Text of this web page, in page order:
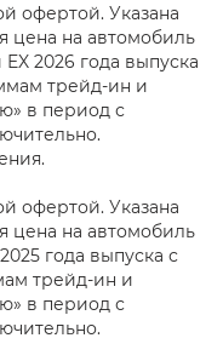
офертой. Указана
цена на автомобиль
2026 года выпуска
трейд-ин и
в период с
офертой. Указана
цена на автомобиль
года выпуска с
трейд-ин и
в период с